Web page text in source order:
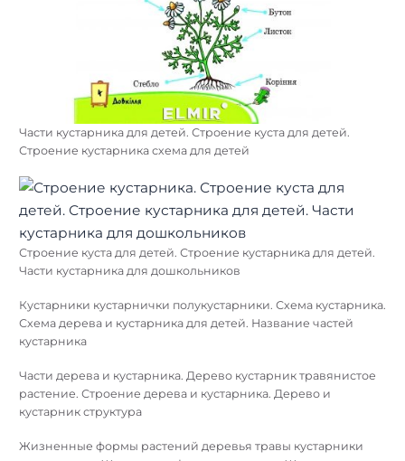
Схема обрезки кустарников. Строение куста крыжовника.
обрезка кустарников схема
Кустарники наглядность